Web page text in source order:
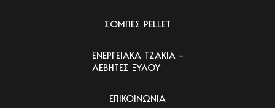
ΣΟΜΠΕΣ PELLET
ΕΝΕΡΓΕΙΑΚΑ ΤΖΑΚΙΑ –
ΛΕΒΗΤΕΣ ΞΥΛΟΥ
ΕΠΙΚΟΙΝΩΝΙΑ